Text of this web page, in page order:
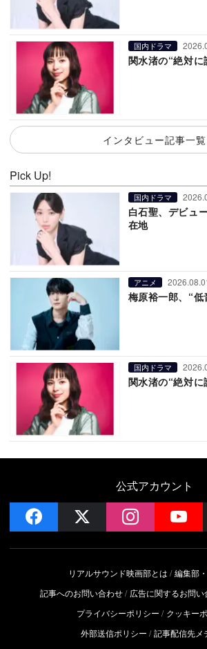
国内ドラマ
関水渚の“絶対
インタビュー記事一覧
Pick Up!
国内ドラマ
白石聖、デビュ
在地
アニメ
梅原裕一郎、“
国内ドラマ
関水渚の“絶対
公式アカウント
facebook instagram
リアルサウンド映画部とは
編集部
記事へのお問い合わせ
広告に関するお問い
プライバシーポリシー
クッキー
外部送信ポリシー
記事配信先メ